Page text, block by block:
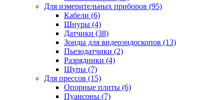
Для измерительных приборов (95)
Кабели (6)
Шнуры (4)
Датчики (38)
Зонды для видеоэндоскопов (13)
Пьезодатчики (2)
Разрядники (4)
Щупы (7)
Для прессов (15)
Опорные плиты (6)
Пуансоны (7)